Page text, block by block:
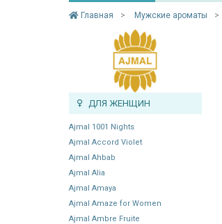
Главная Мужские ароматы
ДЛЯ ЖЕНЩИН
Ajmal 1001 Nights
Ajmal Accord Violet
Ajmal Ahbab
Ajmal Alia
Ajmal Amaya
Ajmal Amaze for Women
Ajmal Ambre Fruite